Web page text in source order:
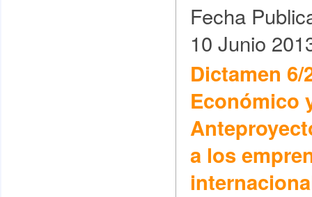
Fecha
10 Junio
Dictamen
Económico
a los